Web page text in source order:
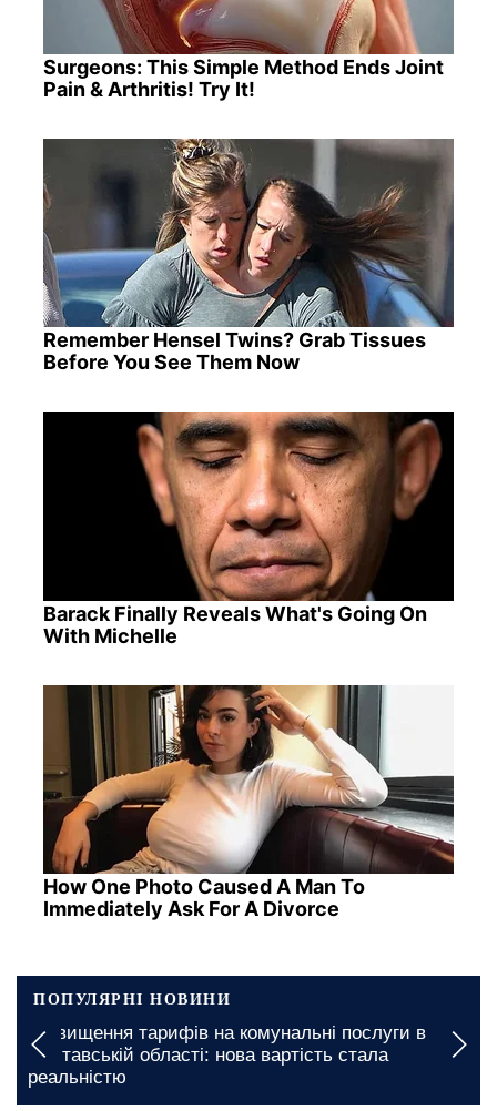
Surgeons: This Simple Method Ends Joint
Pain & Arthritis! Try It!
Remember Hensel Twins? Grab Tissues
Before You See Them Now
Barack Finally Reveals What's Going On
With Michelle
How One Photo Caused A Man To
Immediately Ask For A Divorce
ПОПУЛЯРНІ НОВИНИ
Грошова допомога в Одеській області: які
документи необхідні для швидкого отримання